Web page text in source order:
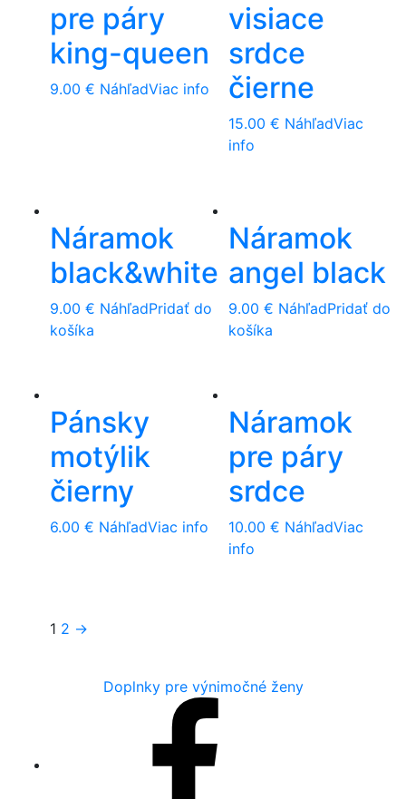
pre páry
king-queen
9.00 € NáhľadViac info
visiace
srdce
čierne
15.00 € NáhľadViac
info
Náramok
black&white
9.00 € NáhľadPridať do
košíka
Náramok
angel black
9.00 € NáhľadPridať do
košíka
Pánsky
motýlik
čierny
6.00 € NáhľadViac info
Náramok
pre páry
srdce
10.00 € NáhľadViac
info
1 2 →
Doplnky pre výnimočné ženy